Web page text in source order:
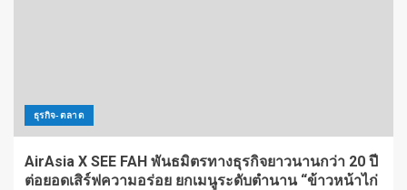
ธุรกิจ-ตลาด
AirAsia X SEE FAH พันธมิตรทางธุรกิจยาวนานกว่า 20 ปี
ต่อยอดเสิร์ฟความอร่อย ยกเมนูระดับตำนาน “ข้าวหน้าไก่